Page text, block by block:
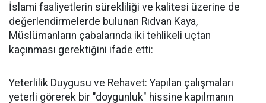
İslami faaliyetlerin sürekliliği ve kalitesi üzerine de
değerlendirmelerde bulunan Rıdvan Kaya,
Müslümanların çabalarında iki tehlikeli uçtan
kaçınması gerektiğini ifade etti:
Yeterlilik Duygusu ve Rehavet: Yapılan çalışmaları
yeterli görerek bir "doygunluk" hissine kapılmanın